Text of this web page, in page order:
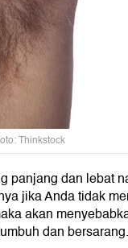
Thinkstock
panjang dan lebat
jika Anda tidak
akan
dan bersarang.